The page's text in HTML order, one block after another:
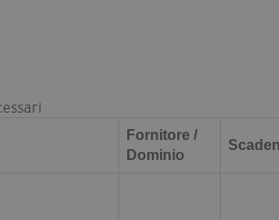
Fornitore /
Dominio